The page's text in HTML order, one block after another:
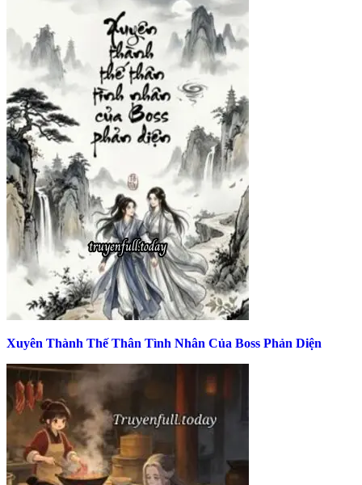
Xuyên Thành Thế Thân Tình Nhân Của Boss Phản Diện